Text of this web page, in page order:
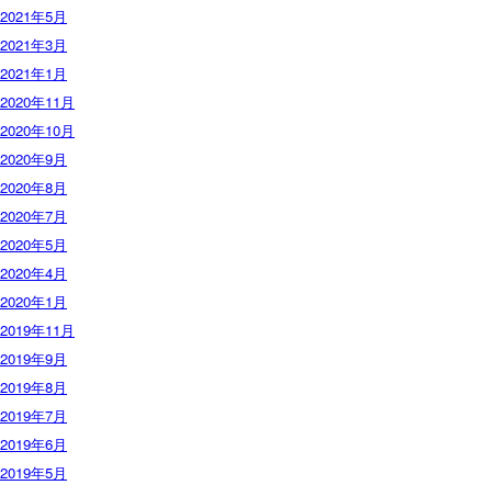
2021年5月
2021年3月
2021年1月
2020年11月
2020年10月
2020年9月
2020年8月
2020年7月
2020年5月
2020年4月
2020年1月
2019年11月
2019年9月
2019年8月
2019年7月
2019年6月
2019年5月